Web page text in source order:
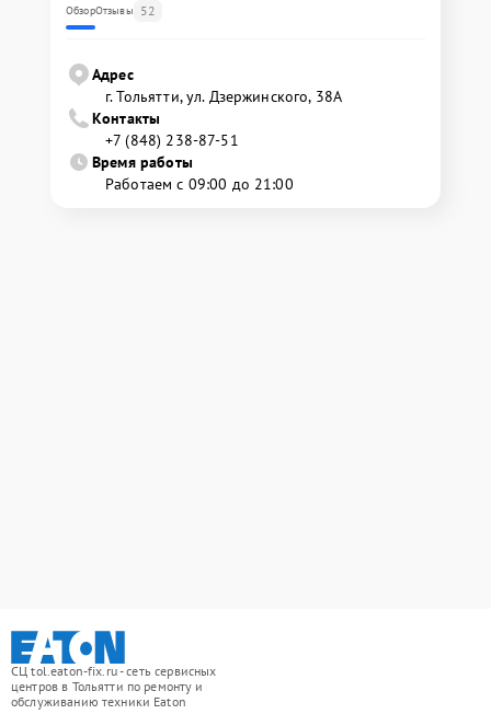
ОбзорОтзывы 52
Адрес
г. Тольятти, ул. Дзержинского, 38А
Контакты
+7 (848) 238-87-51
Время работы
Работаем с 09:00 до 21:00
СЦ tol.eaton-fix.ru - сеть сервисных
центров в Тольятти по ремонту и
обслуживанию техники Eaton